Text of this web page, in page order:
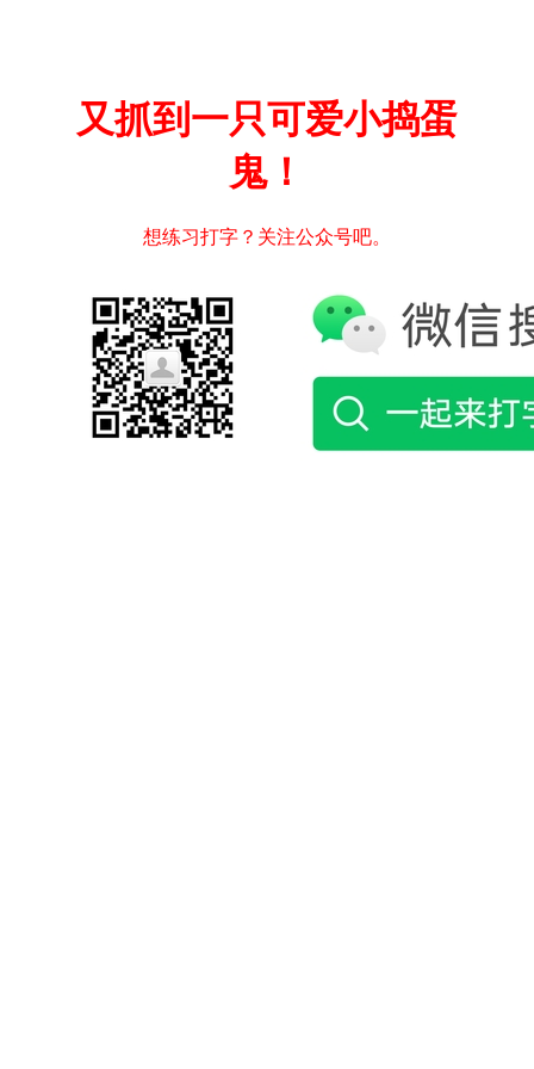
又抓到一只可爱小捣蛋
鬼！
想练习打字？关注公众号吧。